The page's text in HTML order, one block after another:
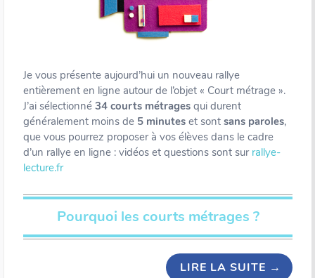
Je vous présente aujourd’hui un nouveau rallye
entièrement en ligne autour de l’objet « Court métrage ».
J’ai sélectionné 34 courts métrages qui durent
généralement moins de 5 minutes et sont sans paroles,
que vous pourrez proposer à vos élèves dans le cadre
d’un rallye en ligne : vidéos et questions sont sur rallye-
lecture.fr
Pourquoi les courts métrages ?
LIRE LA SUITE →